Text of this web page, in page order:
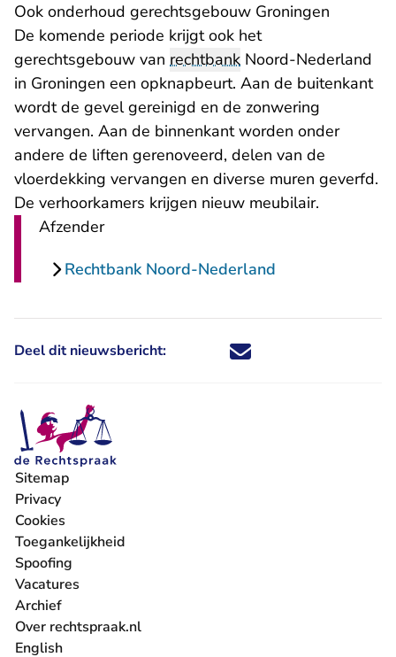
Ook onderhoud gerechtsgebouw Groningen
De komende periode krijgt ook het
gerechtsgebouw van rechtbank Noord-Nederland
in Groningen een opknapbeurt. Aan de buitenkant
wordt de gevel gereinigd en de zonwering
vervangen. Aan de binnenkant worden onder
andere de liften gerenoveerd, delen van de
vloerdekking vervangen en diverse muren geverfd.
De verhoorkamers krijgen nieuw meubilair.
Afzender
Rechtbank Noord-Nederland
Deel dit nieuwsbericht: Deel dit nieuwsbericht via X -
Deel dit nieuwsbericht via
Deel dit nieuwsbericht
Deel dit
Sitemap
Privacy
Cookies
Toegankelijkheid
Spoofing
Vacatures
- U verlaat Rechtspraak.nl
Archief
Over rechtspraak.nl
English